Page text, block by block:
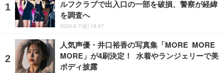
ルフクラブで出入口の一部を破損、警察が経緯
を調査へ
2026.8.7(金) 18:47
人気声優・井口裕香の写真集「MORE MORE
MORE」が4刷決定！ 水着やランジェリーで美
ボディ披露